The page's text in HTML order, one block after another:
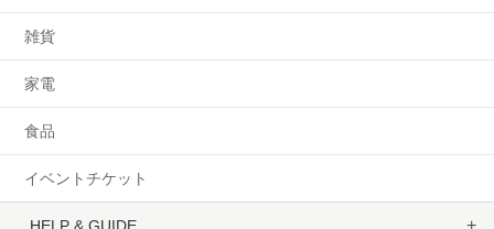
雑貨
家電
食品
イベントチケット